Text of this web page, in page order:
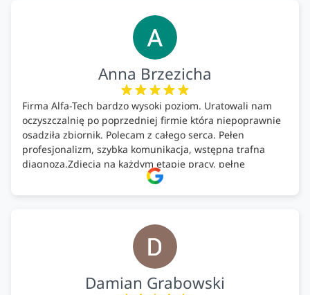
Anna Brzezicha
Firma Alfa-Tech bardzo wysoki poziom. Uratowali nam
oczyszczalnię po poprzedniej firmie która niepoprawnie
osadziła zbiornik. Polecam z całego serca. Pełen
profesjonalizm, szybka komunikacja, wstępna trafna
diagnoza.Zdjęcia na każdym etapie pracy, pełne
doradztwo.Dobrze wyszkoleni i znający się na rzeczy.
Podsumowując ekipa na wysokim poziomie, rzetelna.
Damian Grabowski